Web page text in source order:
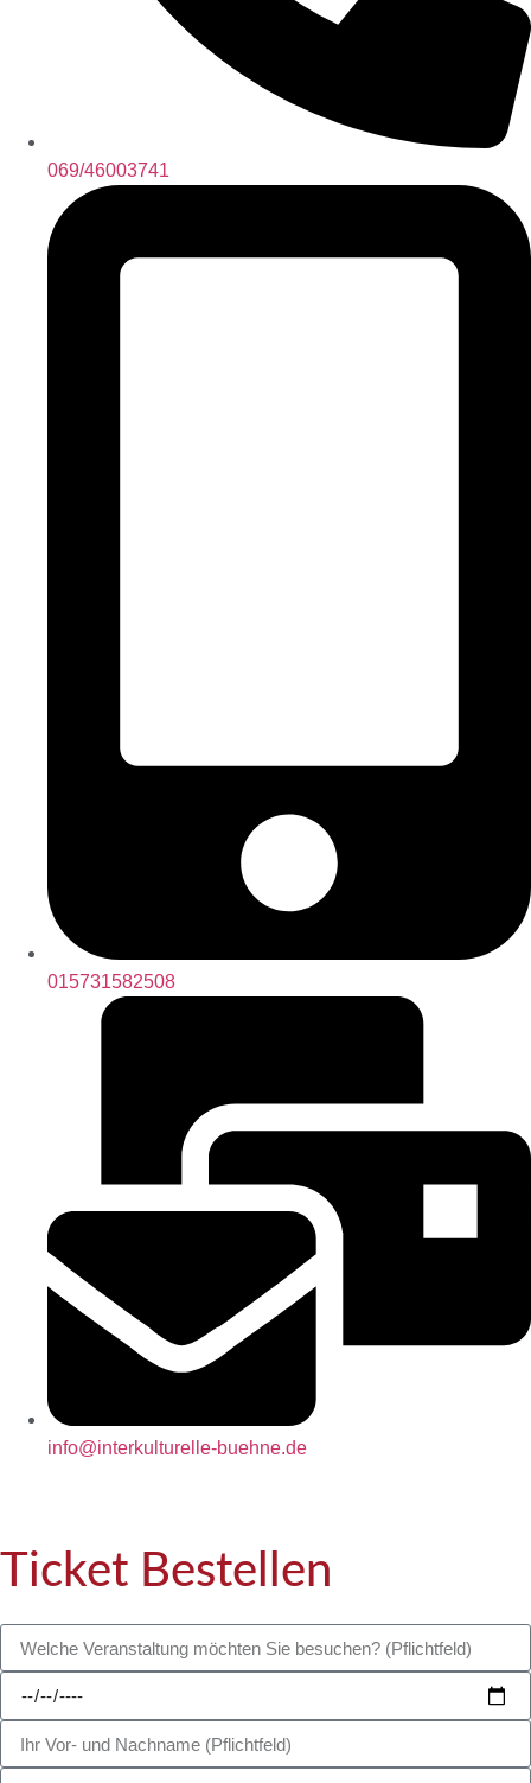
069/46003741
015731582508
info@interkulturelle-buehne.de
Ticket Bestellen